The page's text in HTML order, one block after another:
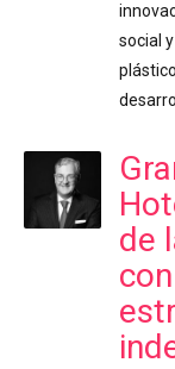
social
de